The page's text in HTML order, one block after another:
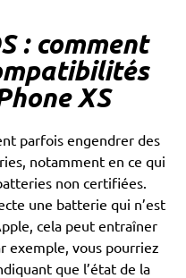
: comment
XS
parfois engendrer des
notamment en ce qui
non certifiées.
une batterie qui n’est
cela peut entraîner
exemple, vous pourriez
que l’état de la